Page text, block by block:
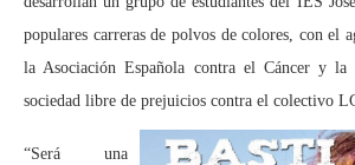
populares carreras de polvos de colores, con el
la Asociación Española contra el Cáncer y la
sociedad libre de prejuicios contra el colectivo
“Será una